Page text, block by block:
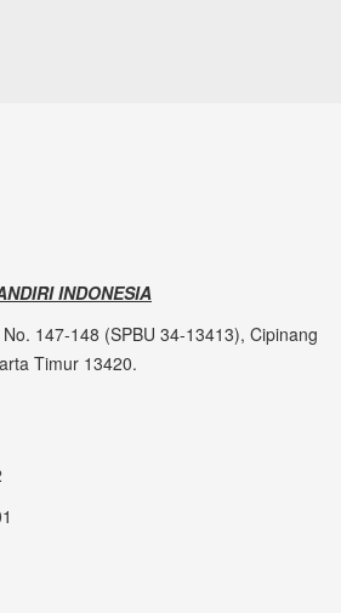
INDONESIA
147-148 (SPBU 34-13413), Cipinang
Timur 13420.